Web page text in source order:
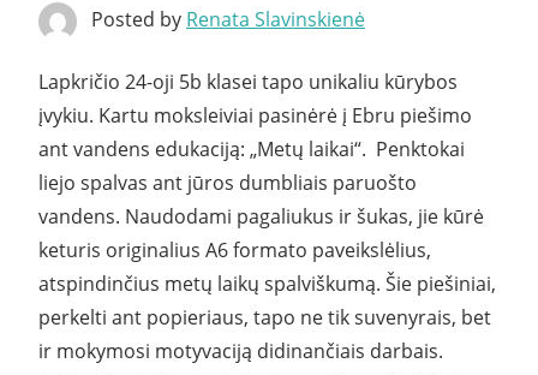
Posted by Renata Slavinskienė
Lapkričio 24-oji 5b klasei tapo unikaliu kūrybos
įvykiu. Kartu moksleiviai pasinėrė į Ebru piešimo
ant vandens edukaciją: „Metų laikai“. Penktokai
liejo spalvas ant jūros dumbliais paruošto
vandens. Naudodami pagaliukus ir šukas, jie kūrė
keturis originalius A6 formato paveikslėlius,
atspindinčius metų laikų spalviškumą. Šie piešiniai,
perkelti ant popieriaus, tapo ne tik suvenyrais, bet
ir mokymosi motyvaciją didinančiais darbais.